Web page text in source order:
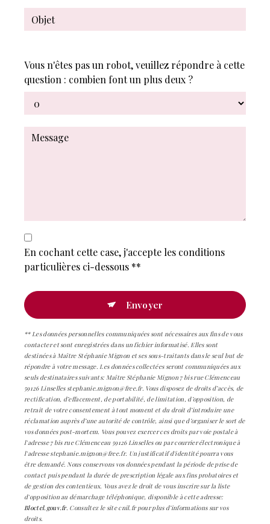
Vous n'êtes pas un robot, veuillez répondre à cette
question : combien font un plus deux ?
En cochant cette case, j'accepte les conditions
particulières ci-dessous **
Envoyer
** Les données personnelles communiquées sont nécessaires aux fins de vous
contacter et sont enregistrées dans un fichier informatisé. Elles sont
destinées à Maître Stéphanie Mignon et ses sous-traitants dans le seul but de
répondre à votre message. Les données collectées seront communiquées aux
seuls destinataires suivants: Maître Stéphanie Mignon 7 bis rue Clémenceau
59126 Linselles stephanie.mignon@free.fr. Vous disposez de droits d’accès, de
rectification, d’effacement, de portabilité, de limitation, d’opposition, de
retrait de votre consentement à tout moment et du droit d’introduire une
réclamation auprès d’une autorité de contrôle, ainsi que d’organiser le sort de
vos données post-mortem. Vous pouvez exercer ces droits par voie postale à
l'adresse 7 bis rue Clémenceau 59126 Linselles ou par courrier électronique à
l'adresse stephanie.mignon@free.fr. Un justificatif d'identité pourra vous
être demandé. Nous conservons vos données pendant la période de prise de
contact puis pendant la durée de prescription légale aux fins probatoires et
de gestion des contentieux. Vous avez le droit de vous inscrire sur la liste
d'opposition au démarchage téléphonique, disponible à cette adresse:
Bloctel.gouv.fr. Consultez le site cnil.fr pour plus d’informations sur vos
droits.